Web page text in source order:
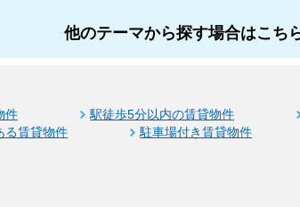
他のテーマから探す場合はこち
件 駅徒歩5分以内の賃貸物件
る賃貸物件
駐車場付き賃貸物件